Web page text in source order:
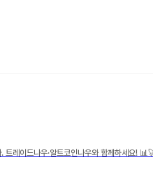
트레이드나우·알트코인나우와 함께하세요!